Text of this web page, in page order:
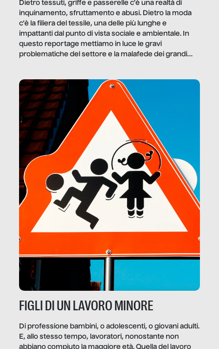
Dietro tessuti, griffe e passerelle c’è una realtà di
inquinamento, sfruttamento e abusi. Dietro la moda
c’è la filiera del tessile, una delle più lunghe e
impattanti dal punto di vista sociale e ambientale. In
questo reportage mettiamo in luce le gravi
problematiche del settore e la malafede dei grandi
FIGLI DI UN LAVORO MINORE
Di professione bambini, o adolescenti, o giovani adulti.
E, allo stesso tempo, lavoratori, nonostante non
abbiano compiuto la maggiore età. Quella del lavoro